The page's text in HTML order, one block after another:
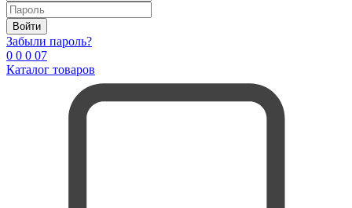
Войти
Забыли пароль?
0 0 0 07
Каталог товаров